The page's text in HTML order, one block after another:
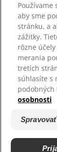
©
Pravidlá
Používame
aby sme
stránku, a
zážitky.
rôzne
merania
tretích
súhlasíte s
podobných
osobnosti